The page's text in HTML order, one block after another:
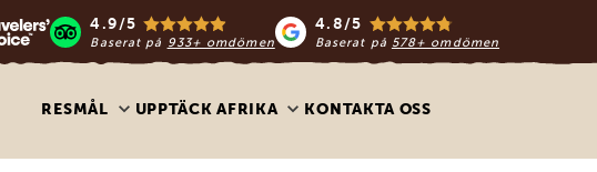
4.9/5
Baserat på 933+ omdömen
4.8/5
Baserat på 578+ omdömen
RESMÅL UPPTÄCK AFRIKA KONTAKTA OSS